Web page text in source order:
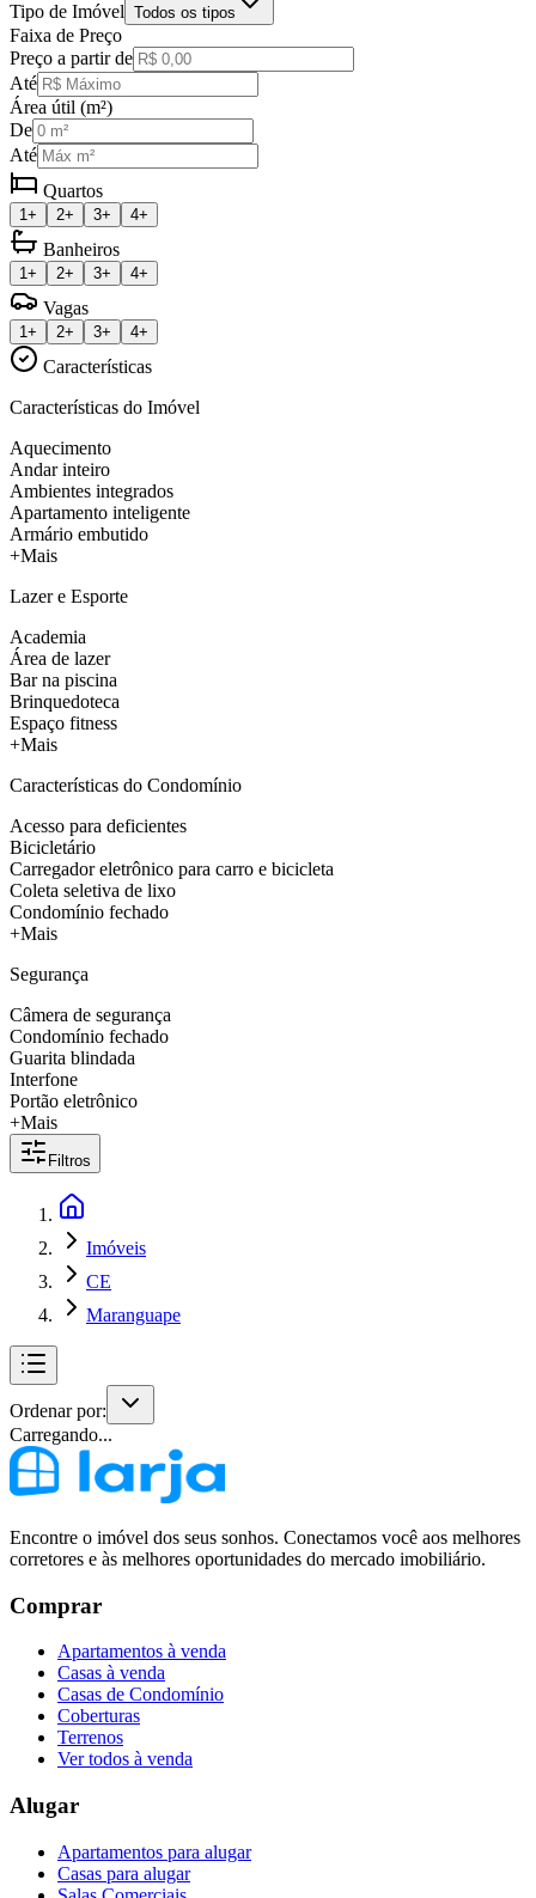
Tipo de Imóvel Todos os tipos
Faixa de Preço
Preço a partir de
Até
Área útil (m²)
De
Até
Quartos
1+ 2+ 3+ 4+
Banheiros
1+ 2+ 3+ 4+
Vagas
1+ 2+ 3+ 4+
Características
Características do Imóvel
Aquecimento
Andar inteiro
Ambientes integrados
Apartamento inteligente
Armário embutido
+Mais
Lazer e Esporte
Academia
Área de lazer
Bar na piscina
Brinquedoteca
Espaço fitness
+Mais
Características do Condomínio
Acesso para deficientes
Bicicletário
Carregador eletrônico para carro e bicicleta
Coleta seletiva de lixo
Condomínio fechado
+Mais
Segurança
Câmera de segurança
Condomínio fechado
Guarita blindada
Interfone
Portão eletrônico
+Mais
Filtros
Imóveis
CE
Maranguape
Ordenar por:
Carregando...
Encontre o imóvel dos seus sonhos. Conectamos você aos melhores
corretores e às melhores oportunidades do mercado imobiliário.
Comprar
Apartamentos à venda
Casas à venda
Casas de Condomínio
Coberturas
Terrenos
Ver todos à venda
Alugar
Apartamentos para alugar
Casas para alugar